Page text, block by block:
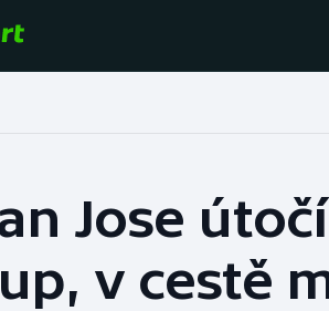
Baseball a softbal
Basketbal
Jose
v cestě